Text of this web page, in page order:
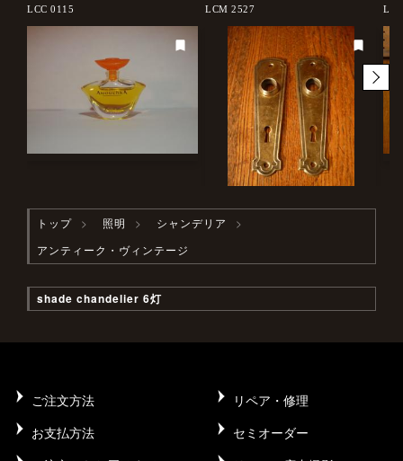
LCC 0115 LCM 2527
トップ 照明
シャンデリア
アンティーク・ヴィンテージ
shade chandelier 6灯
ご注文方法
リペア・修理
お支払方法
セミオーダー